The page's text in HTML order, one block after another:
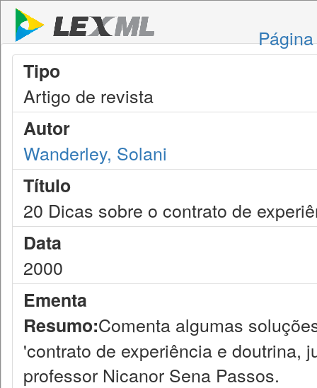
Tipo
Artigo de revista
Autor
Wanderley, Solani
Título
20 Dicas sobre o contrato de
Data
2000
Ementa
Resumo:Comenta algumas
'contrato de experiência e doutrina,
professor Nicanor Sena Passos.